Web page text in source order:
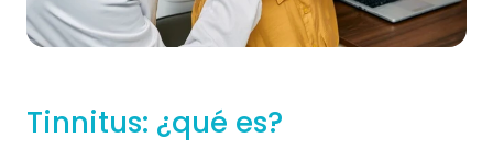
Tinnitus: ¿qué es?